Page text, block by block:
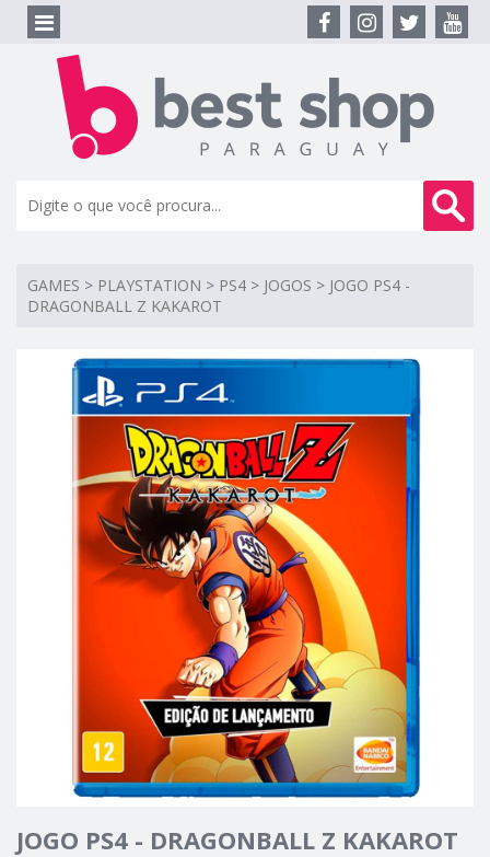
GAMES > PLAYSTATION > PS4 > JOGOS > JOGO PS4 -
DRAGONBALL Z KAKAROT
JOGO PS4 - DRAGONBALL Z KAKAROT